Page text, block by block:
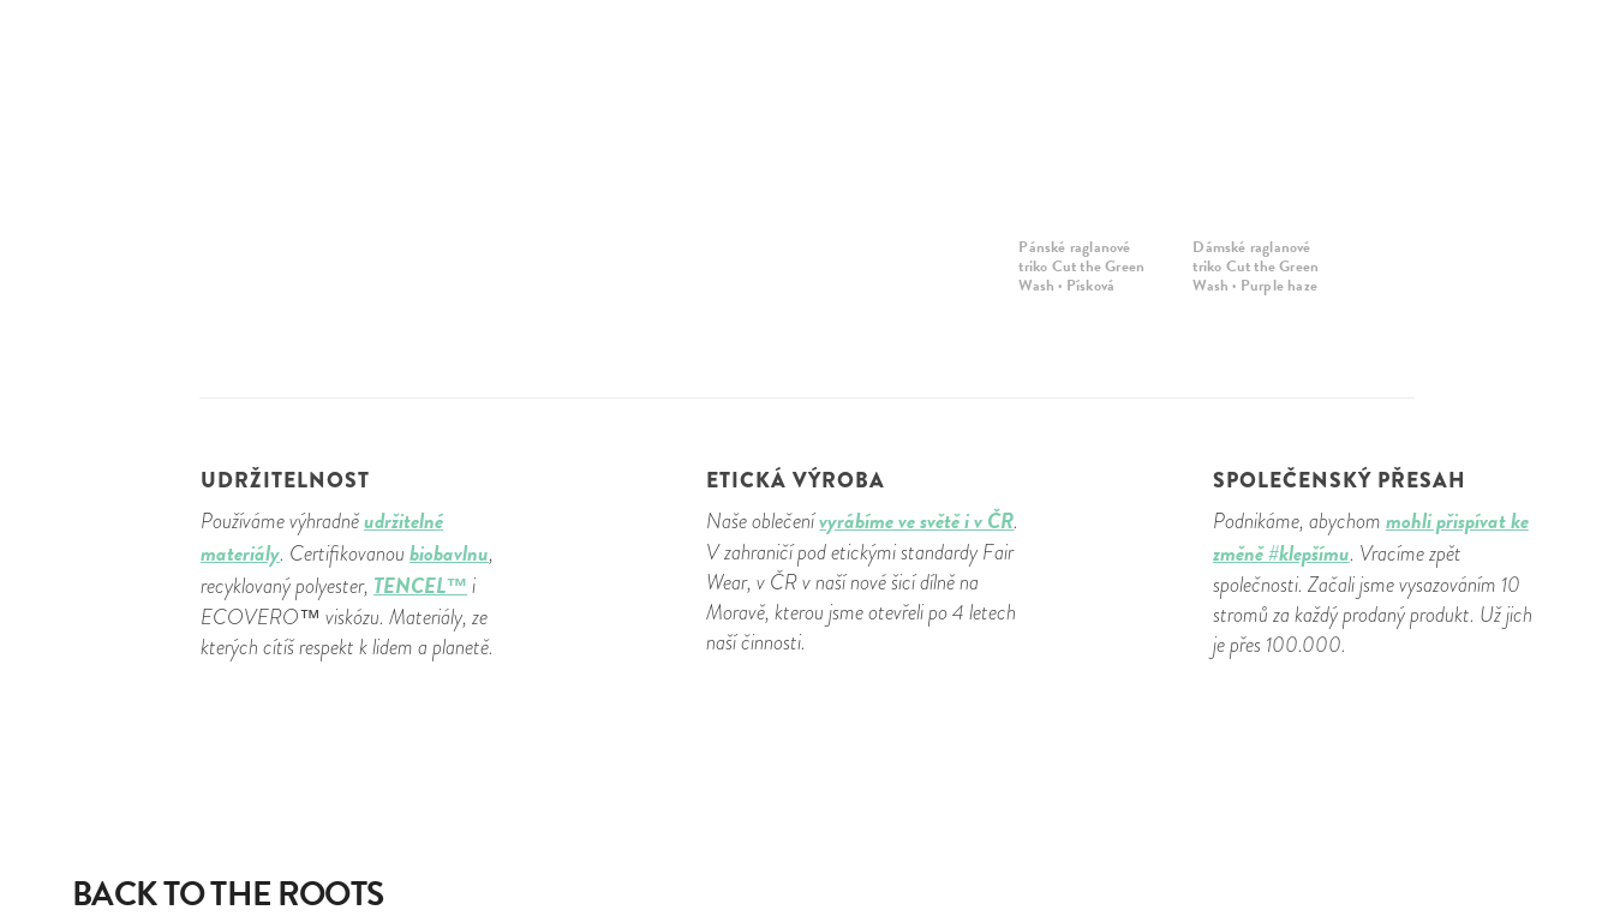
Pánské raglanové
triko Cut the Green
Wash · Písková
Dámské raglanové
triko Cut the Green
Wash · Purple haze
UDRŽITELNOST
Používáme výhradněudržitelné
materiály. Certifikovanoubiobavlnu,
recyklovaný polyester, TENCEL™ i
ECOVERO™ viskózu. Materiály, ze
kterých cítíš respekt k lidem a planetě.
ETICKÁ VÝROBA
Naše oblečenívyrábíme ve světě i v ČR.
V zahraničí pod etickými standardy Fair
Wear, v ČR v naší nové šicí dílně na
Moravě, kterou jsme otevřeli po 4 letech
naší činnosti.
SPOLEČENSKÝ PŘESAH
Podnikáme, abychom mohli přispívat ke
změně #klepšímu. Vracíme zpět
společnosti. Začali jsme vysazováním 10
stromů za každý prodaný produkt. Už jich
je přes 100.000.
BACK TO THE ROOTS